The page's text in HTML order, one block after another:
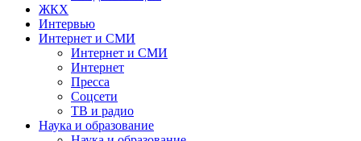
ЖКХ
Интервью
Интернет и СМИ
Интернет и СМИ
Интернет
Пресса
Соцсети
ТВ и радио
Наука и образование